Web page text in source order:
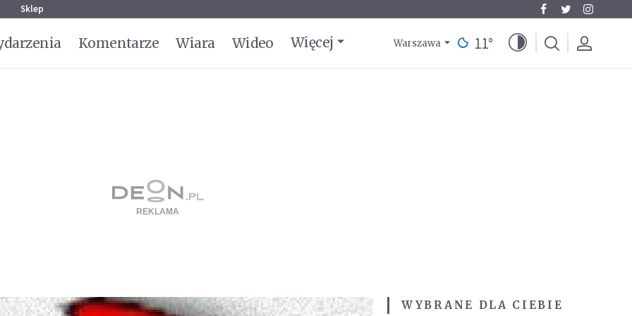
Sklep
Komentarze Wiara Wideo Więcej Warszawa 11°
WYBRANE DLA CIEBIE